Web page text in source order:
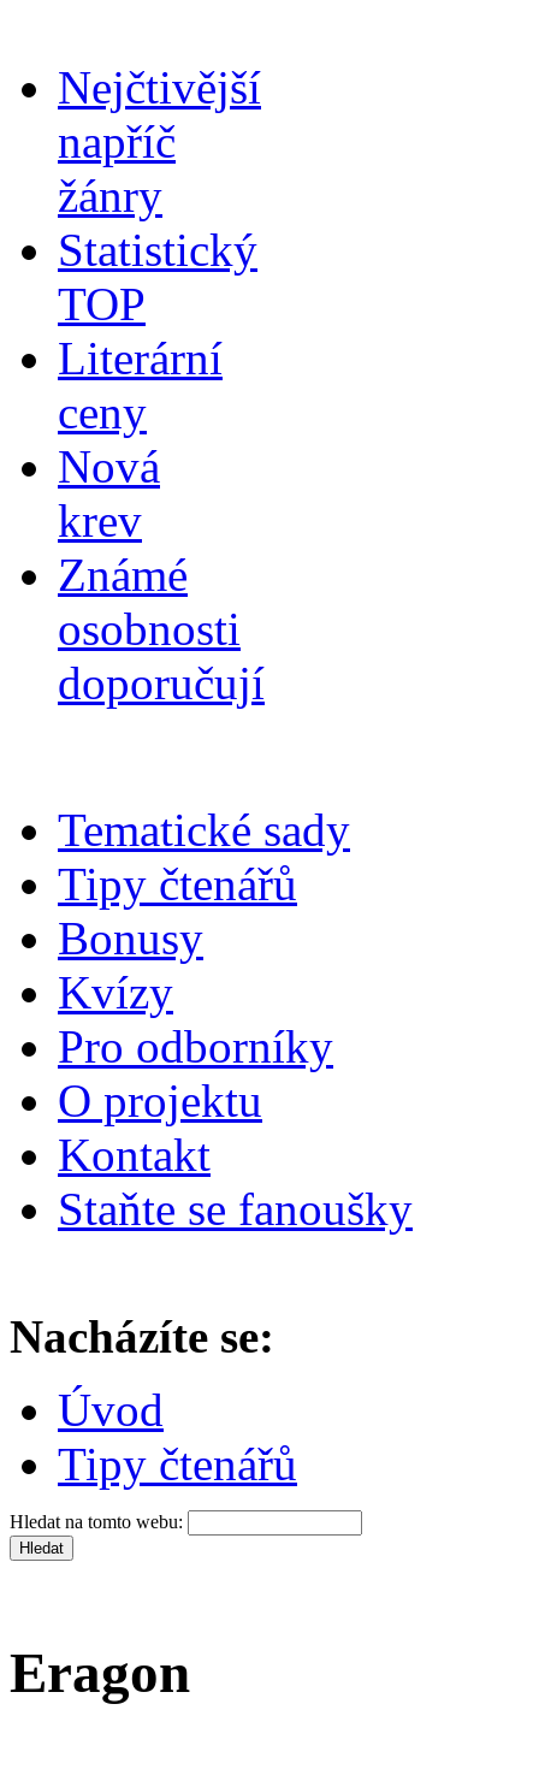
Nejčtivější
napříč
žánry
Statistický
TOP
Literární
ceny
Nová
krev
Známé
osobnosti
doporučují
Tematické sady
Tipy čtenářů
Bonusy
Kvízy
Pro odborníky
O projektu
Kontakt
Staňte se fanoušky
Nacházíte se:
Úvod
Tipy čtenářů
Hledat na tomto webu:
Eragon